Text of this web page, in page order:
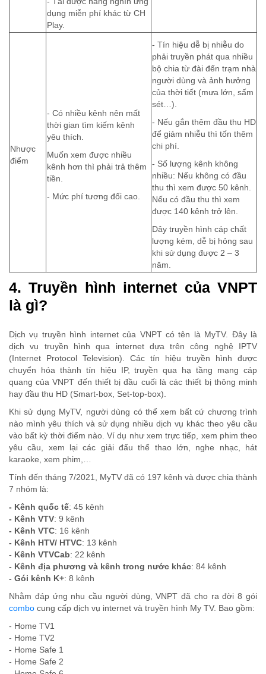
dụng miễn phí khác từ CH
Play.
Nhược
điểm
- Có nhiều kênh nên mất
thời gian tìm kiếm kênh
yêu thích.
Muốn xem được nhiều
kênh hơn thì phải trả thêm
tiền.
- Mức phí tương đối cao.
- Tín hiệu dễ bị nhiễu do
phải truyền phát qua nhiều
bộ chia từ đài đến trạm nhà
người dùng và ảnh hưởng
của thời tiết (mưa lớn, sấm
sét…).
- Nếu gắn thêm đầu thu HD
để giảm nhiễu thì tốn thêm
chi phí.
- Số lượng kênh không
nhiều: Nếu không có đầu
thu thì xem được 50 kênh.
Nếu có đầu thu thì xem
được 140 kênh trở lên.
Dây truyền hình cáp chất
lượng kém, dễ bị hỏng sau
khi sử dụng được 2 – 3
năm.
4. Truyền hình internet của VNPT
là gì?
Dịch vụ truyền hình internet của VNPT có tên là MyTV. Đây là
dịch vụ truyền hình qua internet dựa trên công nghệ IPTV
(Internet Protocol Television). Các tín hiệu truyền hình được
chuyển hóa thành tín hiệu IP, truyền qua hạ tầng mạng cáp
quang của VNPT đến thiết bị đầu cuối là các thiết bị thông minh
hay đầu thu HD (Smart-box, Set-top-box).
Khi sử dụng MyTV, người dùng có thể xem bất cứ chương trình
nào mình yêu thích và sử dụng nhiều dịch vụ khác theo yêu cầu
vào bất kỳ thời điểm nào. Ví dụ như xem trực tiếp, xem phim theo
yêu cầu, xem lại các giải đấu thể thao lớn, nghe nhạc, hát
karaoke, xem phim,…
Tính đến tháng 7/2021, MyTV đã có 197 kênh và được chia thành
7 nhóm là:
- Kênh quốc tế: 45 kênh
- Kênh VTV: 9 kênh
- Kênh VTC: 16 kênh
- Kênh HTV/ HTVC: 13 kênh
- Kênh VTVCab: 22 kênh
- Kênh địa phương và kênh trong nước khác: 84 kênh
- Gói kênh K+: 8 kênh
Nhằm đáp ứng nhu cầu người dùng, VNPT đã cho ra đời 8 gói
combo cung cấp dịch vụ internet và truyền hình My TV. Bao gồm:
- Home TV1
- Home TV2
- Home Safe 1
- Home Safe 2